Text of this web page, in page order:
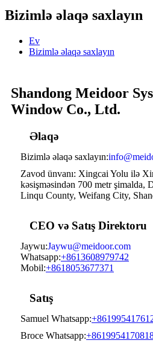
Bizimlə əlaqə saxlayın
Ev
Bizimlə əlaqə saxlayın
Shandong Meidoor
Window Co., Ltd.
Əlaqə
Bizimlə əlaqə saxlayın:
Zavod ünvanı: Xingcai Yolu ilə
kəsişməsindən 700 metr şimalda,
Linqu County, Weifang City,
CEO və Satış Direktoru
Jaywu:Jaywu@meidoor.com
Whatsapp:+8613608979742
Mobil:+8618053677371
Satış
Samuel Whatsapp:
Broce Whatsapp: